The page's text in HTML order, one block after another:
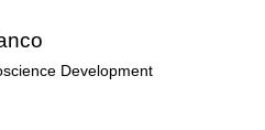
Development